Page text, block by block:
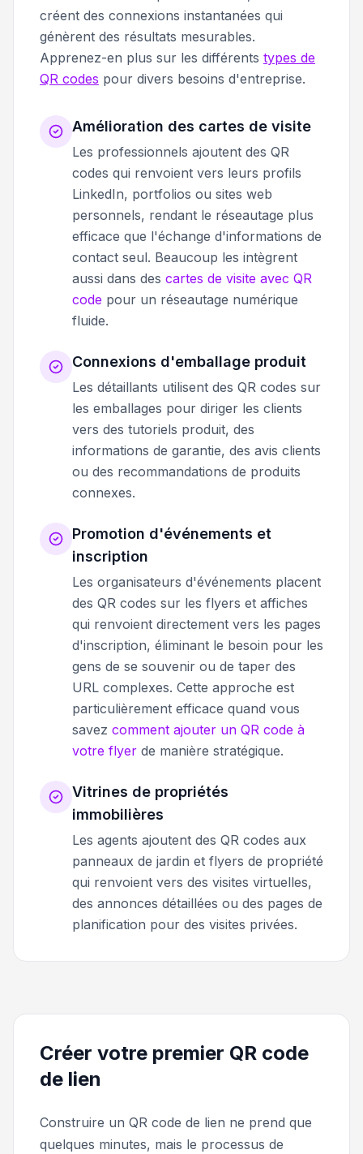
créent des connexions instantanées qui
génèrent des résultats mesurables.
Apprenez-en plus sur les différents types de
QR codes pour divers besoins d'entreprise.
Amélioration des cartes de visite
Les professionnels ajoutent des QR
codes qui renvoient vers leurs profils
LinkedIn, portfolios ou sites web
personnels, rendant le réseautage plus
efficace que l'échange d'informations de
contact seul. Beaucoup les intègrent
aussi dans des cartes de visite avec QR
code pour un réseautage numérique
fluide.
Connexions d'emballage produit
Les détaillants utilisent des QR codes sur
les emballages pour diriger les clients
vers des tutoriels produit, des
informations de garantie, des avis clients
ou des recommandations de produits
connexes.
Promotion d'événements et
inscription
Les organisateurs d'événements placent
des QR codes sur les flyers et affiches
qui renvoient directement vers les pages
d'inscription, éliminant le besoin pour les
gens de se souvenir ou de taper des
URL complexes. Cette approche est
particulièrement efficace quand vous
savez comment ajouter un QR code à
votre flyer de manière stratégique.
Vitrines de propriétés
immobilières
Les agents ajoutent des QR codes aux
panneaux de jardin et flyers de propriété
qui renvoient vers des visites virtuelles,
des annonces détaillées ou des pages de
planification pour des visites privées.
Créer votre premier QR code
de lien
Construire un QR code de lien ne prend que
quelques minutes, mais le processus de